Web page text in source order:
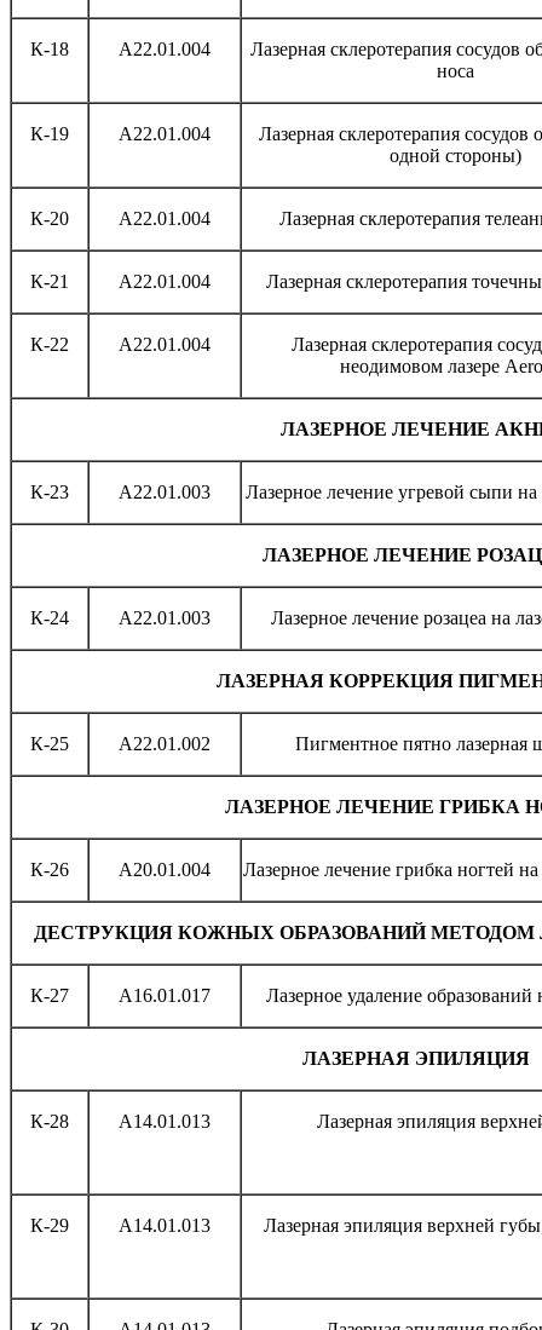
К-18 А22.01.004
Лазерная склеротерапия сосудов
носа
К-19 А22.01.004
Лазерная склеротерапия сосудов
одной стороны)
К-20 А22.01.004 Лазерная склеротерапия
К-21 А22.01.004 Лазерная склеротерапия
К-22 А22.01.004
Лазерная склеротерапия
неодимовом лазере
ЛАЗЕРНОЕ ЛЕЧЕНИЕ
К-23 А22.01.003 Лазерное лечение угревой сыпи на
ЛАЗЕРНОЕ ЛЕЧЕНИЕ
К-24 А22.01.003 Лазерное лечение розацеа на
ЛАЗЕРНАЯ КОРРЕКЦИЯ
К-25 A22.01.002 Пигментное пятно лазерная
ЛАЗЕРНОЕ ЛЕЧЕНИЕ ГРИБКА
К-26 A20.01.004 Лазерное лечение грибка ногтей на
ДЕСТРУКЦИЯ КОЖНЫХ ОБРАЗОВАНИЙ МЕТОДОМ
К-27 A16.01.017 Лазерное удаление образований
ЛАЗЕРНАЯ ЭПИЛЯЦИЯ
К-28 А14.01.013 Лазерная эпиляция
К-29 А14.01.013 Лазерная эпиляция верхней